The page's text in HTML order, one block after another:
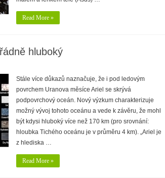
Read More »
hluboký
Stále více důkazů naznačuje, že i pod ledovým
povrchem Uranova měsíce Ariel se skrývá
podpovrchový oceán. Nový výzkum charakterizuje
možný vývoj tohoto oceánu a vede k závěru, že mohl
být kdysi hluboký více než 170 km (pro srovnání:
hloubka Tichého oceánu je v průměru 4 km). „Ariel je
z hlediska …
Read More »